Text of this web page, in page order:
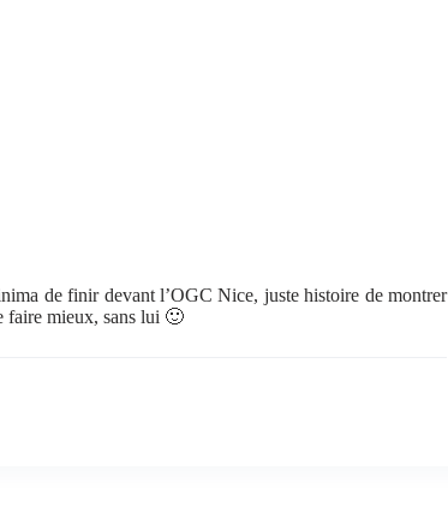
de finir devant l’OGC Nice, juste histoire de montrer
faire mieux, sans lui 🙂